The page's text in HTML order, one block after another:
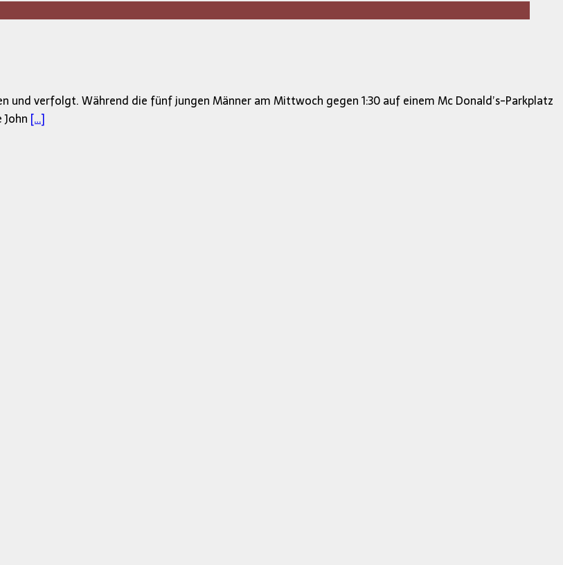
und verfolgt. Während die fünf jungen Männer am Mittwoch gegen 1:30 auf einem Mc Donald’s-Parkplatz
[…]